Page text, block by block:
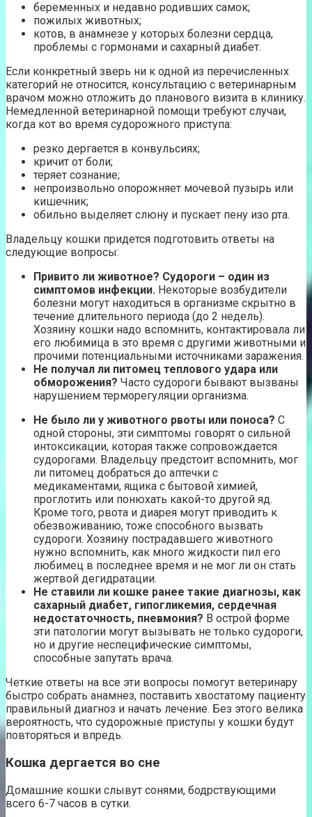
беременных и недавно родивших самок;
пожилых животных;
котов, в анамнезе у которых болезни сердца,
проблемы с гормонами и сахарный диабет.
Если конкретный зверь ни к одной из перечисленных
категорий не относится, консультацию с ветеринарным
врачом можно отложить до планового визита в клинику.
Немедленной ветеринарной помощи требуют случаи,
когда кот во время судорожного приступа:
резко дергается в конвульсиях;
кричит от боли;
теряет сознание;
непроизвольно опорожняет мочевой пузырь или
кишечник;
обильно выделяет слюну и пускает пену изо рта.
Владельцу кошки придется подготовить ответы на
следующие вопросы:
Привито ли животное? Судороги – один из
симптомов инфекции. Некоторые возбудители
болезни могут находиться в организме скрытно в
течение длительного периода (до 2 недель).
Хозяину кошки надо вспомнить, контактировала ли
его любимица в это время с другими животными и
прочими потенциальными источниками заражения.
Не получал ли питомец теплового удара или
обморожения? Часто судороги бывают вызваны
нарушением терморегуляции организма.
Не было ли у животного рвоты или поноса? С
одной стороны, эти симптомы говорят о сильной
интоксикации, которая также сопровождается
судорогами. Владельцу предстоит вспомнить, мог
ли питомец добраться до аптечки с
медикаментами, ящика с бытовой химией,
проглотить или понюхать какой-то другой яд.
Кроме того, рвота и диарея могут приводить к
обезвоживанию, тоже способного вызвать
судороги. Хозяину пострадавшего животного
нужно вспомнить, как много жидкости пил его
любимец в последнее время и не мог ли он стать
жертвой дегидратации.
Не ставили ли кошке ранее такие диагнозы, как
сахарный диабет, гипогликемия, сердечная
недостаточность, пневмония? В острой форме
эти патологии могут вызывать не только судороги,
но и другие неспецифические симптомы,
способные запутать врача.
Четкие ответы на все эти вопросы помогут ветеринару
быстро собрать анамнез, поставить хвостатому пациенту
правильный диагноз и начать лечение. Без этого велика
вероятность, что судорожные приступы у кошки будут
повторяться и впредь.
Кошка дергается во сне
Домашние кошки слывут сонями, бодрствующими
всего 6-7 часов в сутки.